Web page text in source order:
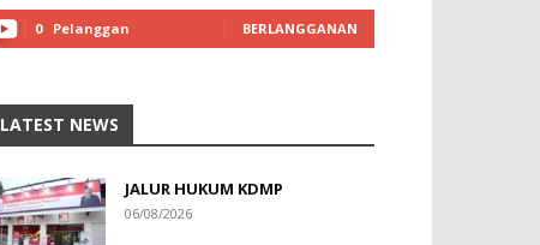
0 Pelanggan BERLANGGANAN
LATEST NEWS
JALUR HUKUM KDMP
06/08/2026